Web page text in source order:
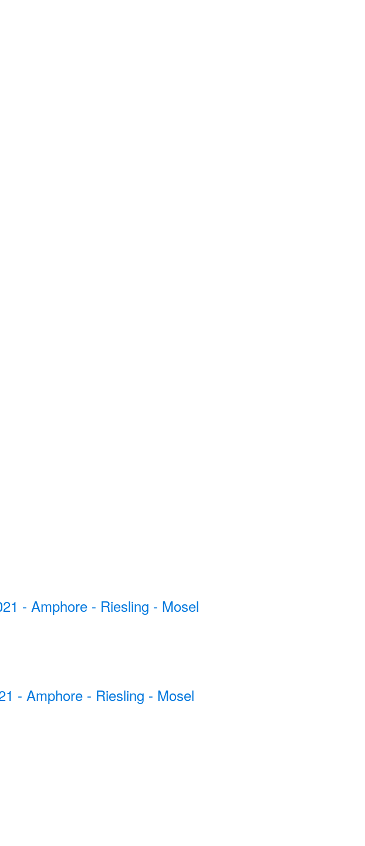
- Amphore - Riesling - Mosel
- Amphore - Riesling - Mosel